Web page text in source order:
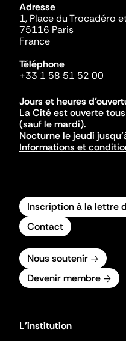
Adresse
1, Place du Trocadéro
75116 Paris
France
Téléphone
+33 1 58 51 52 00
Jours et heures
La Cité est ouverte
(sauf le mardi).
Nocturne le jeudi
Informations et
Inscription à la lettre
Contact
Nous soutenir
Devenir membre
L'institution